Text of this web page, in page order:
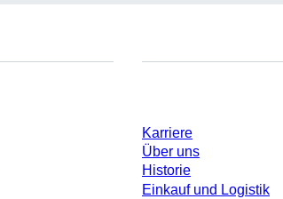
Karriere
Über uns
Historie
Einkauf und Logistik